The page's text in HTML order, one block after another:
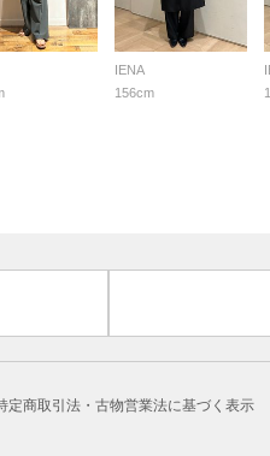
IENA
156cm
定商取引法・古物営業法に基づく表示